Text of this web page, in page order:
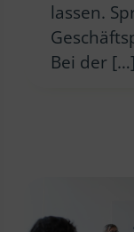
lassen.
Bei der […]